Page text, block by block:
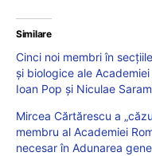
Similare
Cinci noi membri în
și biologice ale
Ioan Pop și Niculae
Mircea Cărtărescu a
membru al Academiei
necesar în Adunarea